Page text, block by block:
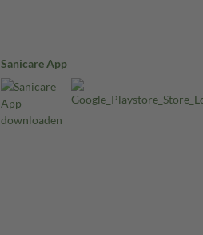
Sanicare App